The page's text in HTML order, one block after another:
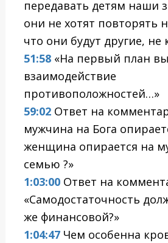
передавать детям наши
они не хотят повторять
что они будут другие, не
51:58«На первый план
взаимодействие
противоположностей…»
59:02Ответ на
мужчина на Бога
женщина опирается на
семью ?»
1:03:00Ответ на
«Самодостаточность
же финансовой?»
1:04:47Чем особенна